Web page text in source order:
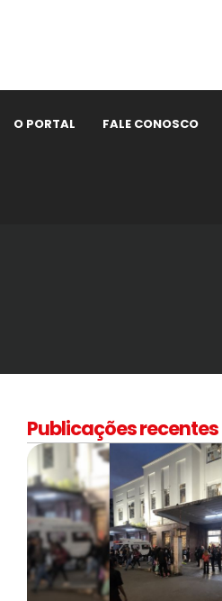
O PORTAL FALE CONOSCO
Publicações recentes